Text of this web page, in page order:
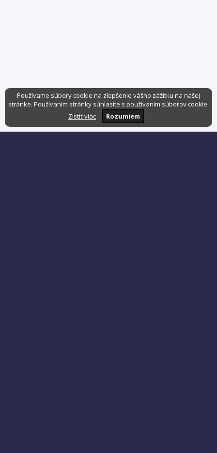
Používame súbory cookie na zlepšenie vášho zážitku na našej
stránke. Používaním stránky súhlasíte s používaním súborov cookie.
Zistiť viac
Rozumiem